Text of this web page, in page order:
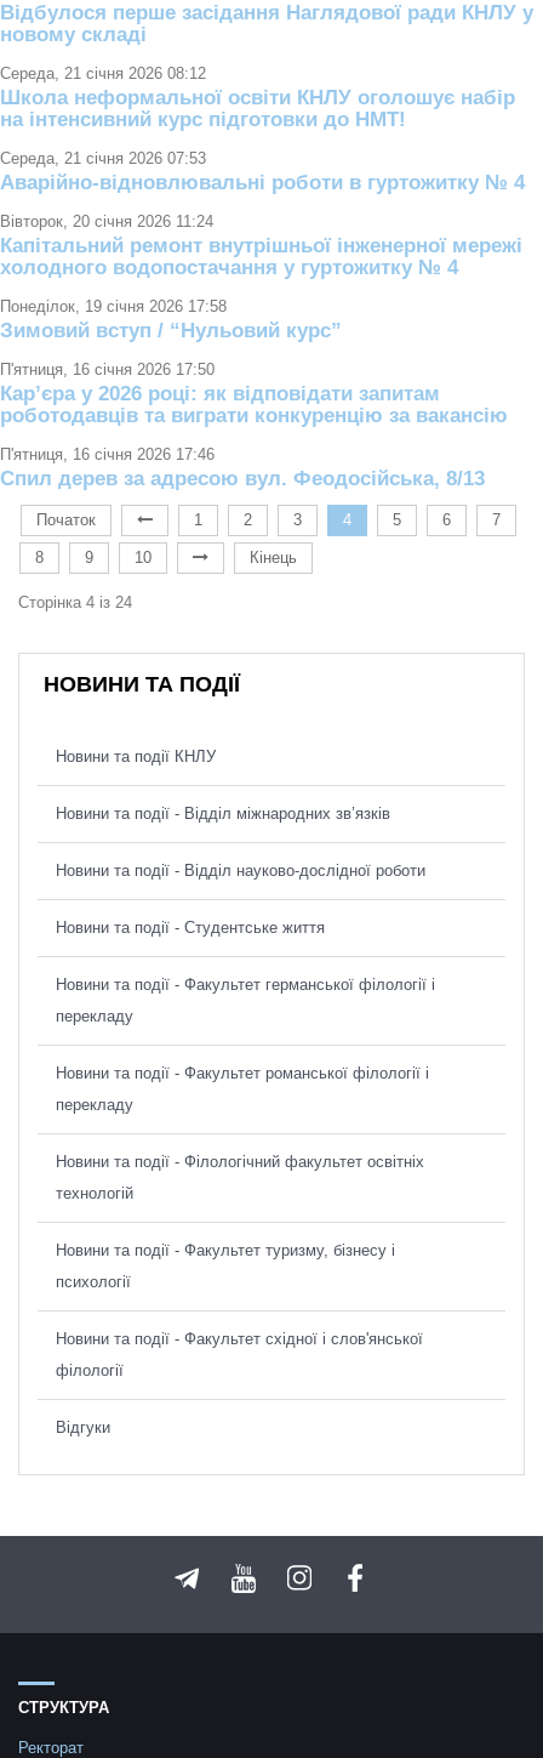
Відбулося перше засідання Наглядової ради КНЛУ у
новому складі
Середа, 21 січня 2026 08:12
Школа неформальної освіти КНЛУ оголошує набір
на інтенсивний курс підготовки до НМТ!
Середа, 21 січня 2026 07:53
Аварійно-відновлювальні роботи в гуртожитку № 4
Вівторок, 20 січня 2026 11:24
Капітальний ремонт внутрішньої інженерної мережі
холодного водопостачання у гуртожитку № 4
Понеділок, 19 січня 2026 17:58
Зимовий вступ / “Нульовий курс”
П'ятниця, 16 січня 2026 17:50
Кар’єра у 2026 році: як відповідати запитам
роботодавців та виграти конкуренцію за вакансію
П'ятниця, 16 січня 2026 17:46
Спил дерев за адресою вул. Феодосійська, 8/13
Початок 1 2 3 4 5 6 7
8 9 10 Кінець
Сторінка 4 із 24
НОВИНИ ТА ПОДІЇ
Новини та події КНЛУ
Новини та події - Відділ міжнародних зв’язків
Новини та події - Відділ науково-дослідної роботи
Новини та події - Студентське життя
Новини та події - Факультет германської філології і
перекладу
Новини та події - Факультет романської філології і
перекладу
Новини та події - Філологічний факультет освітніх
технологій
Новини та події - Факультет туризму, бізнесу і
психології
Новини та події - Факультет східної і слов'янської
філології
Відгуки
СТРУКТУРА
Ректорат